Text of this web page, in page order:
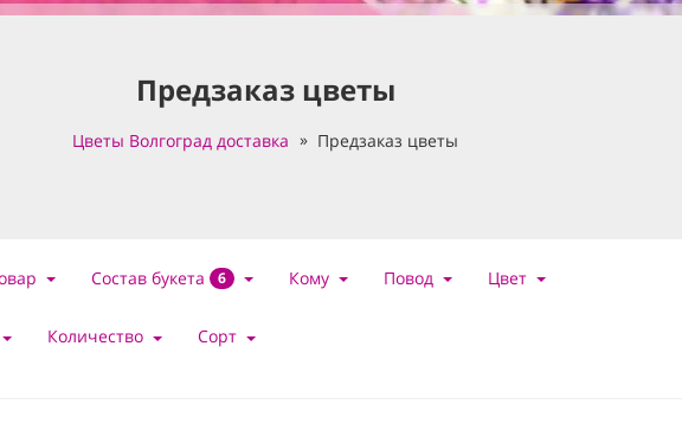
Предзаказ цветы
Цветы Волгоград доставка Предзаказ цветы
Состав букета 6 Кому Повод Цвет
Количество Сорт